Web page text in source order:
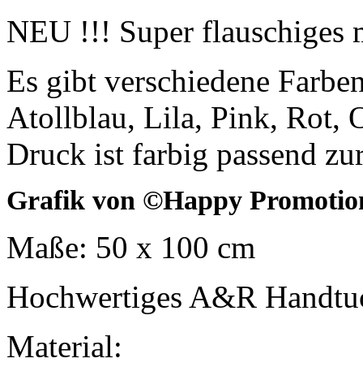
NEU !!! Super flauschiges
Es gibt verschiedene
Atollblau, Lila, Pink, Rot,
Druck ist farbig passend
Grafik von ©Happy
Maße: 50 x 100 cm
Hochwertiges A&R
Material: